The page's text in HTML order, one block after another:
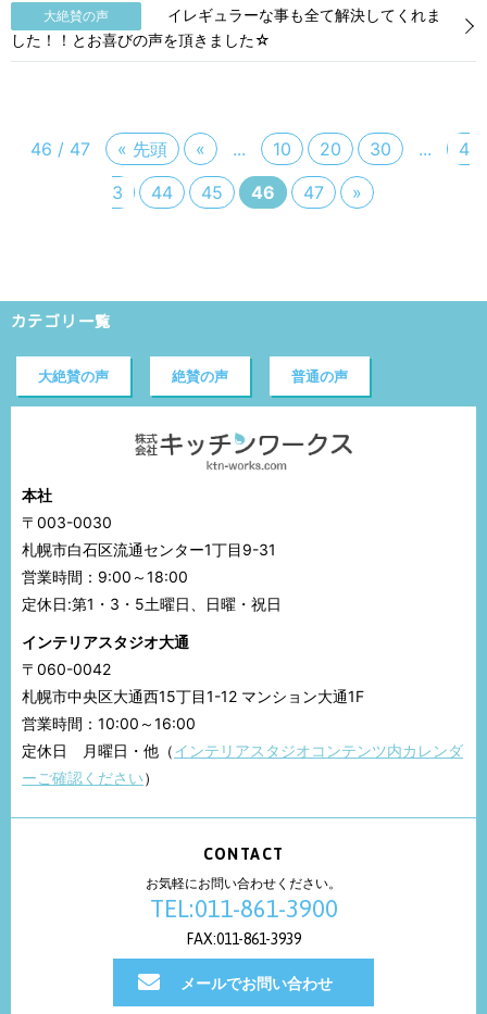
大絶賛の声
イレギュラーな事も全て解決してくれま
した！！とお喜びの声を頂きました☆
46 / 47 « 先頭 « ... 10 20 30 ...
4
3
44 45 46 47 »
カテゴリ一覧
大絶賛の声 絶賛の声 普通の声
本社
〒003-0030
札幌市白石区流通センター1丁目9-31
営業時間：9:00～18:00
定休日:第1・3・5土曜日、日曜・祝日
インテリアスタジオ大通
〒060-0042
札幌市中央区大通西15丁目1-12 マンション大通1F
営業時間：10:00～16:00
定休日 月曜日・他（インテリアスタジオコンテンツ内カレンダ
ーご確認ください）
CONTACT
お気軽にお問い合わせください。
TEL:011-861-3900
FAX:011-861-3939
メールでお問い合わせ